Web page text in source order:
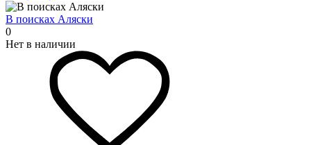
В поисках Аляски
0
Нет в наличии